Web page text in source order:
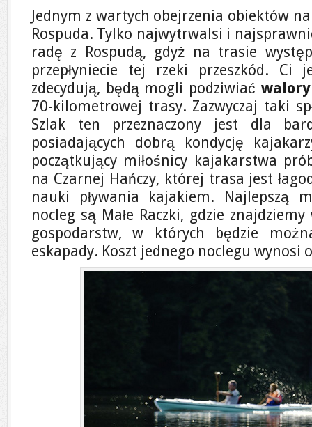
Jednym z wartych obejrzenia obiektów
Rospuda. Tylko najwytrwalsi i
radę z Rospudą, gdyż na trasie
przepłyniecie tej rzeki przeszkód.
zdecydują, będą mogli podziwiać
70-kilometrowej trasy. Zazwyczaj taki
Szlak ten przeznaczony jest dla
posiadających dobrą kondycję
początkujący miłośnicy kajakarstwa
na Czarnej Hańczy, której trasa jest
nauki pływania kajakiem. Najlepszą
nocleg są Małe Raczki, gdzie
gospodarstw, w których będzie
eskapady. Koszt jednego noclegu wynosi